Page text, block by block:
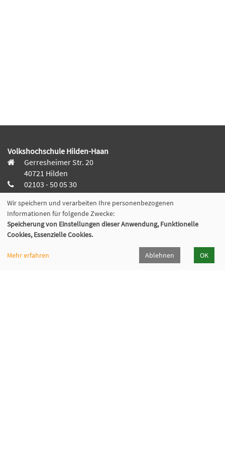
Volkshochschule Hilden-Haan
Gerresheimer Str. 20
40721 Hilden
02103 - 50 05 30
Dieker Str. 49
42781 Haan
02129 - 94 10 0
info@vhs-hilden-haan.de
Wir speichern und verarbeiten Ihre personenbezogenen
Informationen für folgende Zwecke:
Speicherung von Einstellungen dieser Anwendung, Funktionelle
Cookies, Essenzielle Cookies.
Mehr erfahren Ablehnen OK